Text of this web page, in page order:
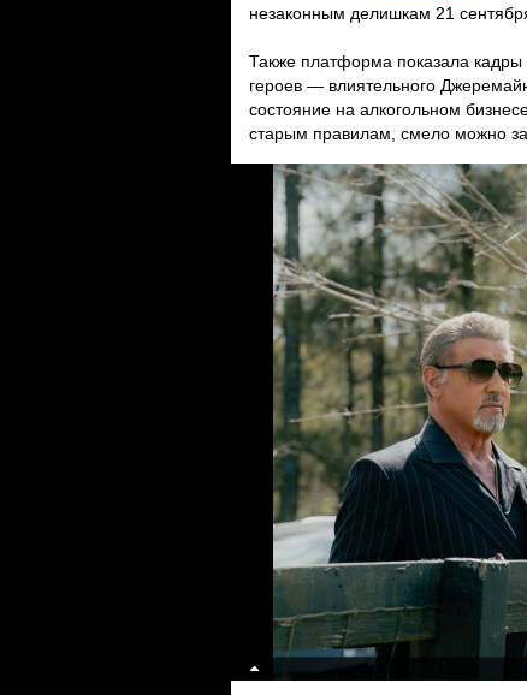
незаконным делишкам 21
Также платформа показала кадры
героев — влиятельного
состояние на алкогольном
старым правилам, смело можно